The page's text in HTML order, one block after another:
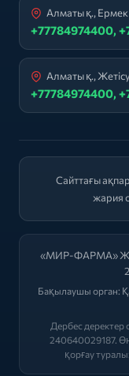
Алматы қ.,
+77784974400,
Алматы қ.,
+77784974400,
Сайттағы
жария
«МИР-ФАРМА»
Бақылаушы орган:
Дербес
240640029187.
қорғау